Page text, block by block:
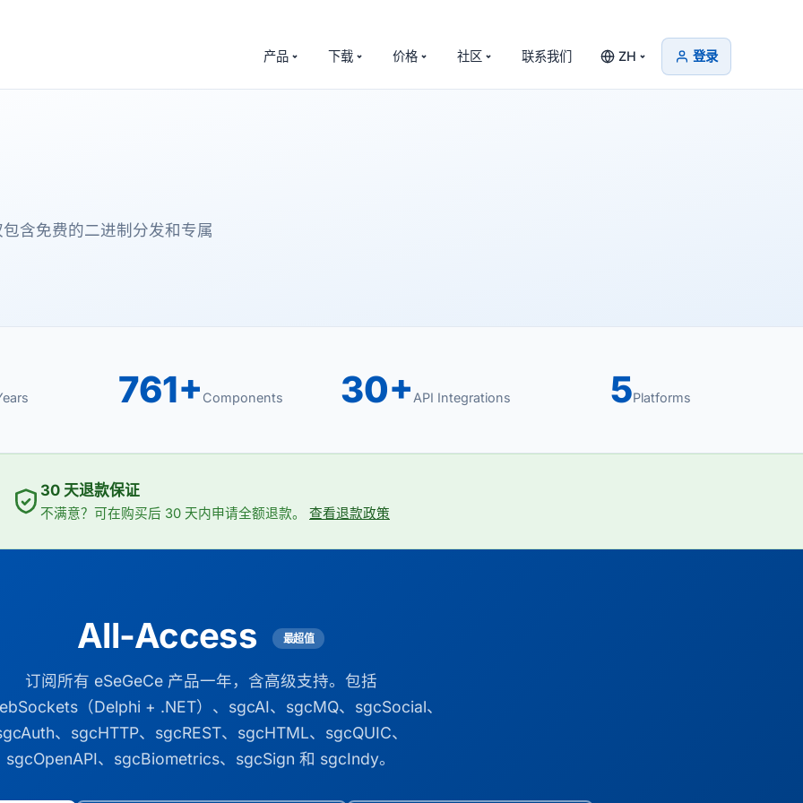
产品 下载 价格 社区 联系我们 ZH 登录
含免费的二进制分发和专属
761+ Components 30+API Integrations 5Platforms
30 天退款保证
不满意？可在购买后 30 天内申请全额退款。 查看退款政策
All-Access 最超值
订阅所有 eSeGeCe 产品一年，含高级支持。包括
（Delphi + .NET）、sgcAI、sgcMQ、sgcSocial、
、sgcHTTP、sgcREST、sgcHTML、sgcQUIC、
sgcOpenAPI、sgcBiometrics、sgcSign 和 sgcIndy。